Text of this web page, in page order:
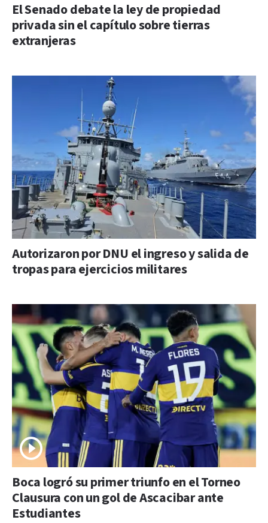
El Senado debate la ley de propiedad
privada sin el capítulo sobre tierras
extranjeras
Autorizaron por DNU el ingreso y salida de
tropas para ejercicios militares
Boca logró su primer triunfo en el Torneo
Clausura con un gol de Ascacibar ante
Estudiantes